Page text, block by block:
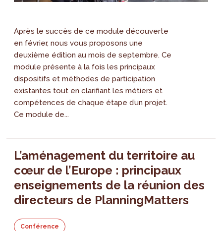
Après le succès de ce module découverte
en février, nous vous proposons une
deuxième édition au mois de septembre. Ce
module présente à la fois les principaux
dispositifs et méthodes de participation
existantes tout en clarifiant les métiers et
compétences de chaque étape d’un projet.
Ce module de...
L’aménagement du territoire au
cœur de l’Europe : principaux
enseignements de la réunion des
directeurs de PlanningMatters
Conférence